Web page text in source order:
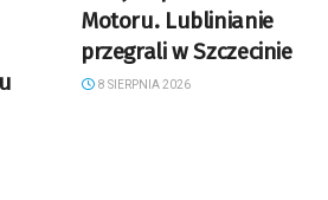
Motoru. Lublinianie
przegrali w Szczecinie
8 SIERPNIA 2026